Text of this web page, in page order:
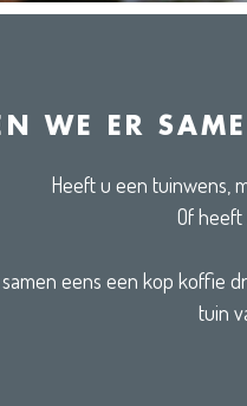
WE ER
Heeft u een tuinwens,
Of
eens een kop koffie
tuin